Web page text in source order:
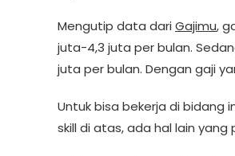
Mengutip data dari Gajimu,
juta-4,3 juta per bulan.
juta per bulan. Dengan gaji
Untuk bisa bekerja di bidang
skill di atas, ada hal lain